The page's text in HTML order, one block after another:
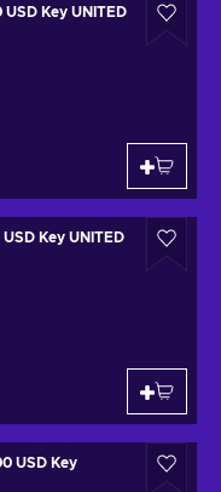
Key UNITED
Key UNITED
USD Key